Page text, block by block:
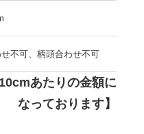
不可、柄頭合わせ不可
あたりの金額に
なっております】